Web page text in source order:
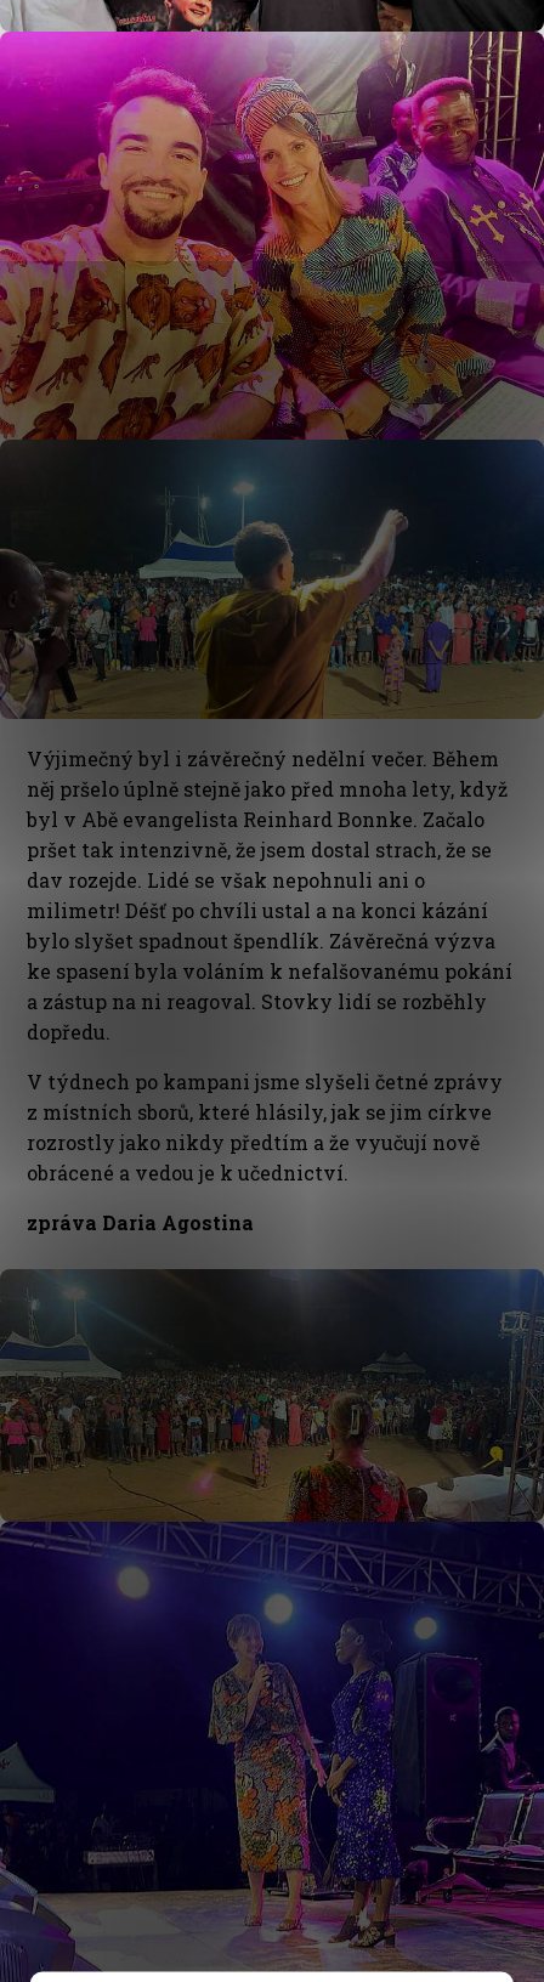
Výjimečný byl i závěrečný nedělní večer. Během
něj pršelo úplně stejně jako před mnoha lety, když
byl v Abě evangelista Reinhard Bonnke. Začalo
pršet tak intenzivně, že jsem dostal strach, že se
dav rozejde. Lidé se však nepohnuli ani o
milimetr! Déšť po chvíli ustal a na konci kázání
bylo slyšet spadnout špendlík. Závěrečná výzva
ke spasení byla voláním k nefalšovanému pokání
a zástup na ni reagoval. Stovky lidí se rozběhly
dopředu.
V týdnech po kampani jsme slyšeli četné zprávy
z místních sborů, které hlásily, jak se jim církve
rozrostly jako nikdy předtím a že vyučují nově
obrácené a vedou je k učednictví.
zpráva Daria Agostina